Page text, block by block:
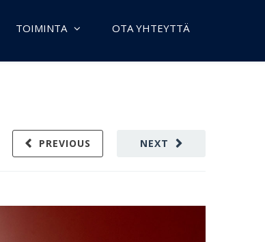
TOIMINTA OTA YHTEYTTÄ
NEXT
PREVIOUS